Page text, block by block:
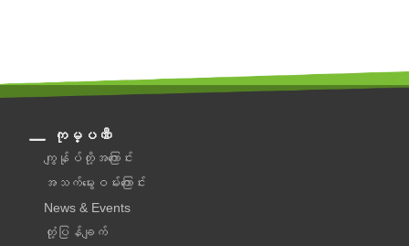
ကုမ္ပဏီ
ကျွန်ုပ်တို့အကြောင်း
အသက်မွေးဝမ်းကြောင်း
News & Events
တုံ့ပြန်ချက်